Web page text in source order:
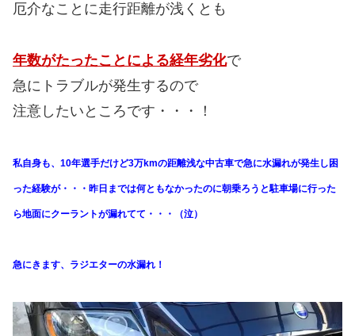
厄介なことに走行距離が浅くとも
年数がたったことによる経年劣化で
急にトラブルが発生するので
注意したいところです・・・！
私自身も、10年選手だけど3万kmの距離浅な中古車で急に水漏れが発生し困
った経験が・・・昨日までは何ともなかったのに朝乗ろうと駐車場に行った
ら地面にクーラントが漏れてて・・・（泣）
急にきます、ラジエターの水漏れ！